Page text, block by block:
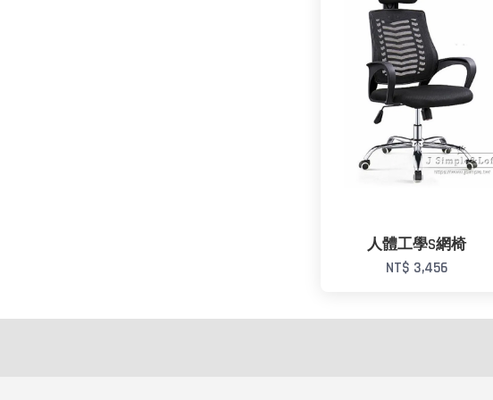
人體工學S網椅
NT$ 3,456